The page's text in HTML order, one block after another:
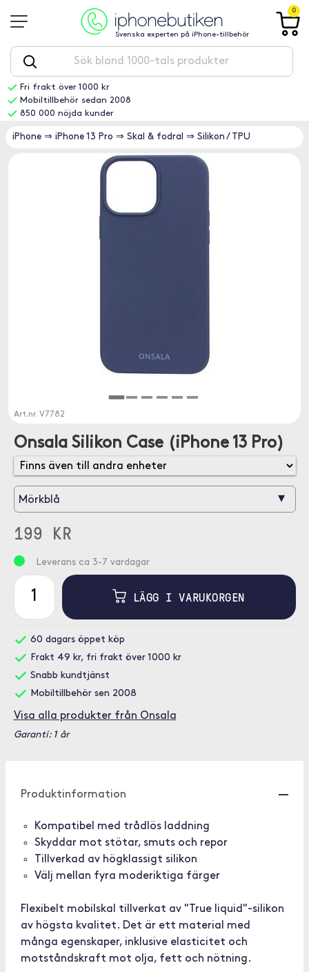
Svenska experten på iPhone-tillbehör
0
Fri frakt över 1000 kr
Mobiltillbehör sedan 2008
850 000 nöjda kunder
iPhone ⇒ iPhone 13 Pro ⇒ Skal & fodral ⇒ Silikon / TPU
Art.nr. V7782
Onsala Silikon Case (iPhone 13 Pro)
Mörkblå ▾
199 KR
Leverans ca 3-7 vardagar
LÄGG I VARUKORGEN
60 dagars öppet köp
Frakt 49 kr, fri frakt över 1000 kr
Snabb kundtjänst
Mobiltillbehör sen 2008
Visa alla produkter från Onsala
Garanti: 1 år
Produktinformation
Kompatibel med trådlös laddning
Skyddar mot stötar, smuts och repor
Tillverkad av högklassigt silikon
Välj mellan fyra moderiktiga färger
Flexibelt mobilskal tillverkat av "True liquid"-silikon
av högsta kvalitet. Det är ett material med
många egenskaper, inklusive elasticitet och
motståndskraft mot olja, fett och nötning.